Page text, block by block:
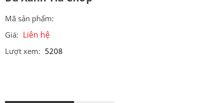
Mã sản phẩm:
Giá: Liên hệ
Lượt xem: 5208